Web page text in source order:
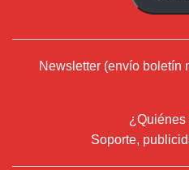
Newsletter (envío boletín
¿Quiénes
Soporte,